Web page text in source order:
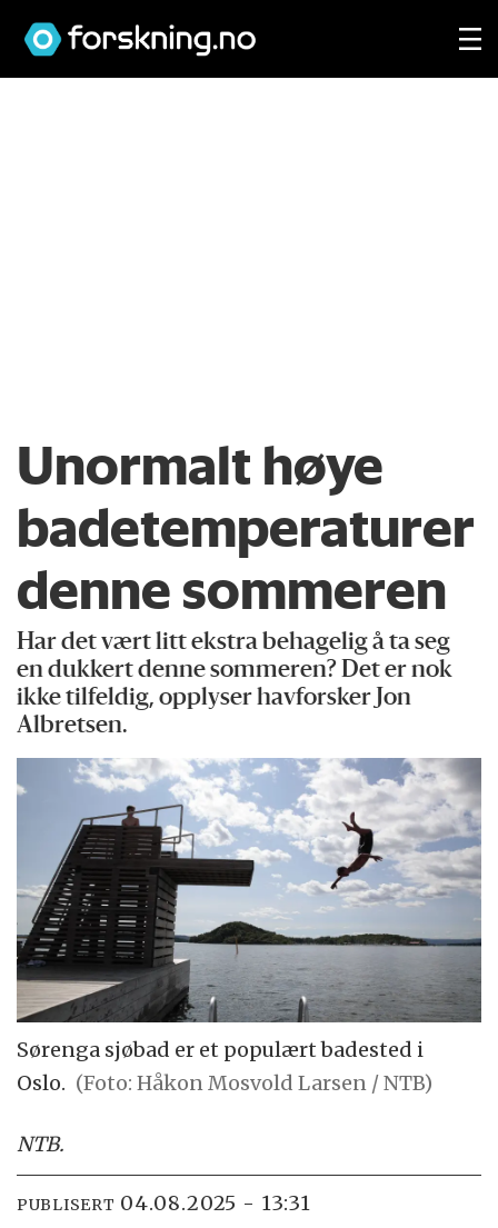
Unormalt høye
badetemperaturer
denne sommeren
Har det vært litt ekstra behagelig å ta seg
en dukkert denne sommeren? Det er nok
ikke tilfeldig, opplyser havforsker Jon
Albretsen.
Sørenga sjøbad er et populært badested i
Oslo. (Foto: Håkon Mosvold Larsen / NTB)
NTB.
PUBLISERT 04.08.2025 - 13:31